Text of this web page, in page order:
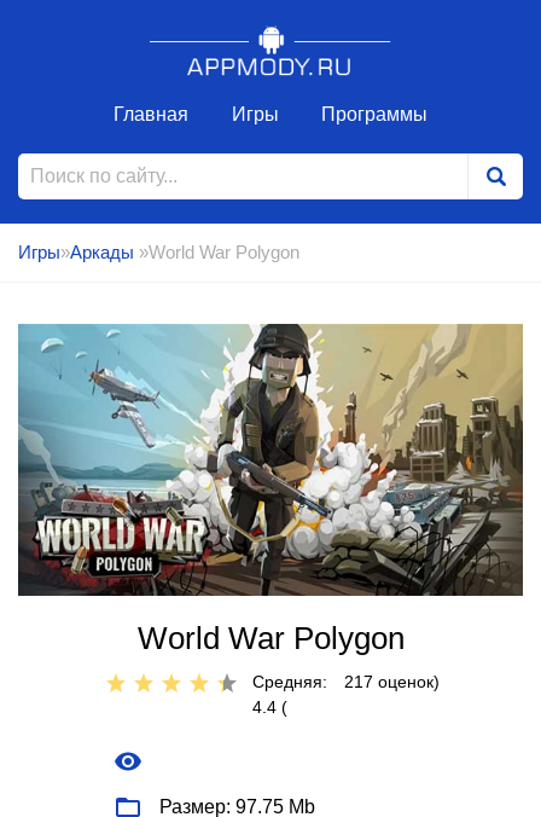
Главная Игры Программы
Игры»Аркады »World War Polygon
World War Polygon
Средняя:
4.4 (
217 оценок)
Размер: 97.75 Mb